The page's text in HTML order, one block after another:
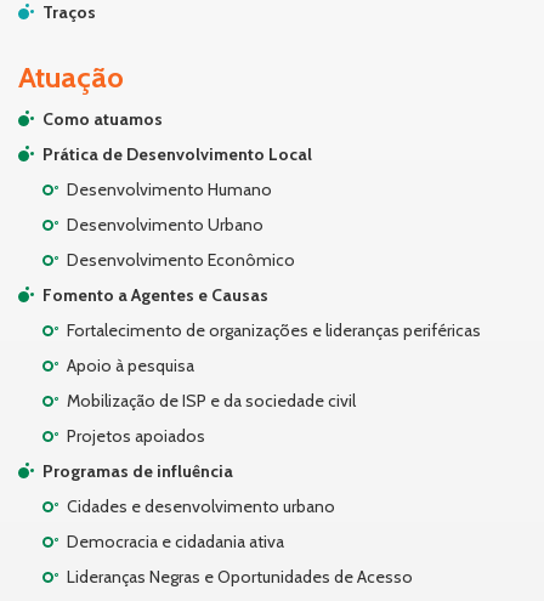
Traços
Atuação
Como atuamos
Prática de Desenvolvimento Local
Desenvolvimento Humano
Desenvolvimento Urbano
Desenvolvimento Econômico
Fomento a Agentes e Causas
Fortalecimento de organizações e lideranças periféricas
Apoio à pesquisa
Mobilização de ISP e da sociedade civil
Projetos apoiados
Programas de influência
Cidades e desenvolvimento urbano
Democracia e cidadania ativa
Lideranças Negras e Oportunidades de Acesso